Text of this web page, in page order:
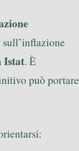
Istat. È
può portare